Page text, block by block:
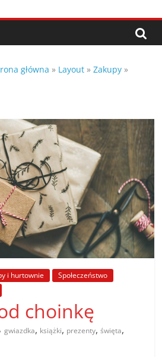
główna » Layout »Zakupy »
i hurtownie
Społeczeństwo
choinkę
gwiazdka, książki, prezenty,święta,